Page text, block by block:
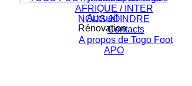
AFRIQUE / INTER
NOUS JOINDRE
Contacts
A propos de Togo Foot
APO
Accueil
Rénovation